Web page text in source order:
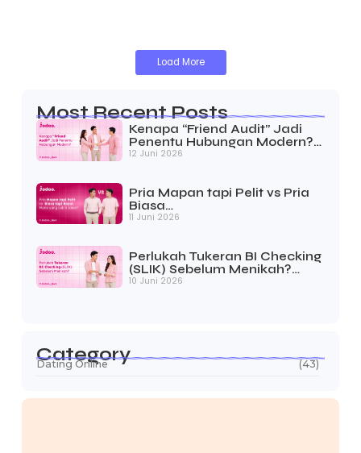
23 April 2026
Cinta Saja Tidak Cukup. Titik: Realita
Hubungan Butuh Lebih dari Sekadar
Perasaan
orang masih percaya bahwa cinta adalah
segalanya. Padahal, realitanya jauh lebih
kompleks. Perasaan saja tidak...